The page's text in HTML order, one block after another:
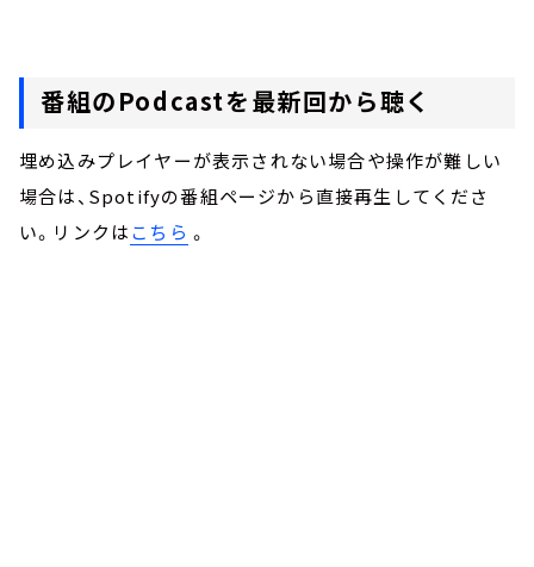
番組のPodcastを最新回から聴く
埋め込みプレイヤーが表示されない場合や操作が難しい
場合は、Spotifyの番組ページから直接再生してくださ
い。リンクはこちら 。